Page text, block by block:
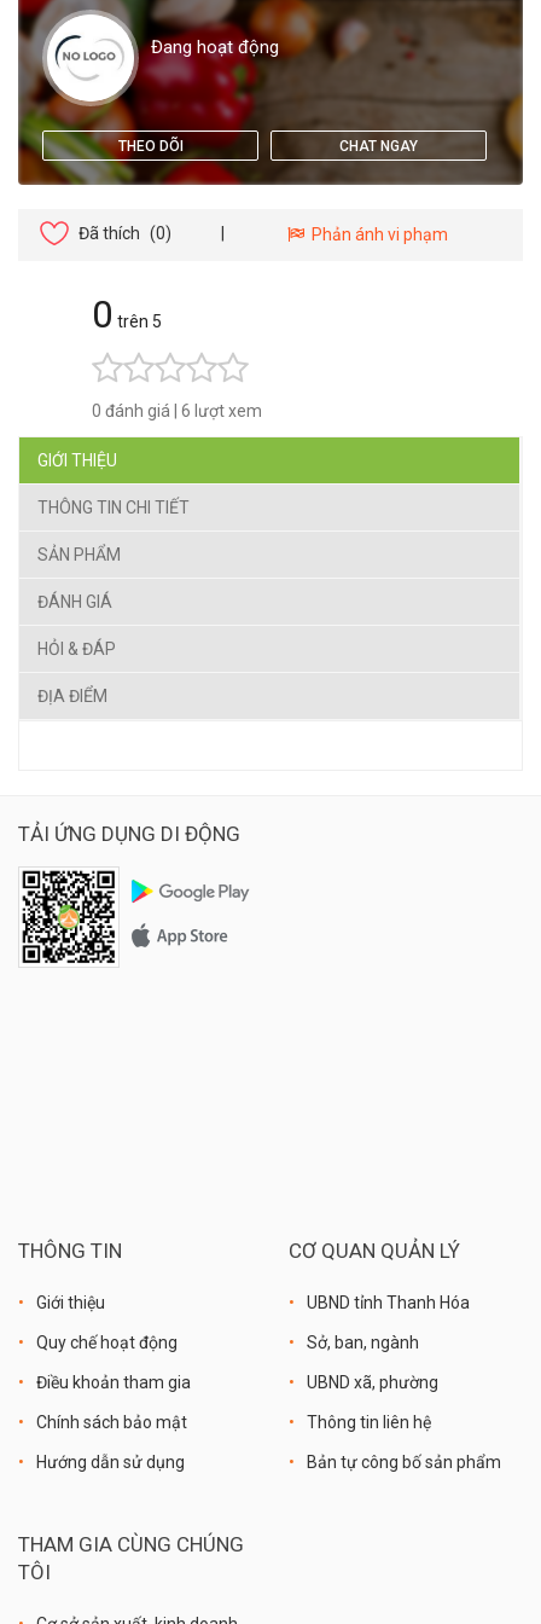
Đang hoạt động
THEO DÕI CHAT NGAY
Đã thích (0) Phản ánh vi phạm
0 trên 5
0 đánh giá 6 lượt xem
GIỚI THIỆU
THÔNG TIN CHI TIẾT
SẢN PHẨM
ĐÁNH GIÁ
HỎI & ĐÁP
ĐỊA ĐIỂM
TẢI ỨNG DỤNG DI ĐỘNG
THÔNG TIN
Giới thiệu
Quy chế hoạt động
Điều khoản tham gia
Chính sách bảo mật
Hướng dẫn sử dụng
CƠ QUAN QUẢN LÝ
UBND tỉnh Thanh Hóa
Sở, ban, ngành
UBND xã, phường
Thông tin liên hệ
Bản tự công bố sản phẩm
THAM GIA CÙNG CHÚNG
TÔI